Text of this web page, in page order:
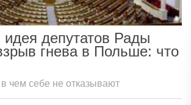
депутатов Рады
гнева в Польше: что
чем себе не отказывают